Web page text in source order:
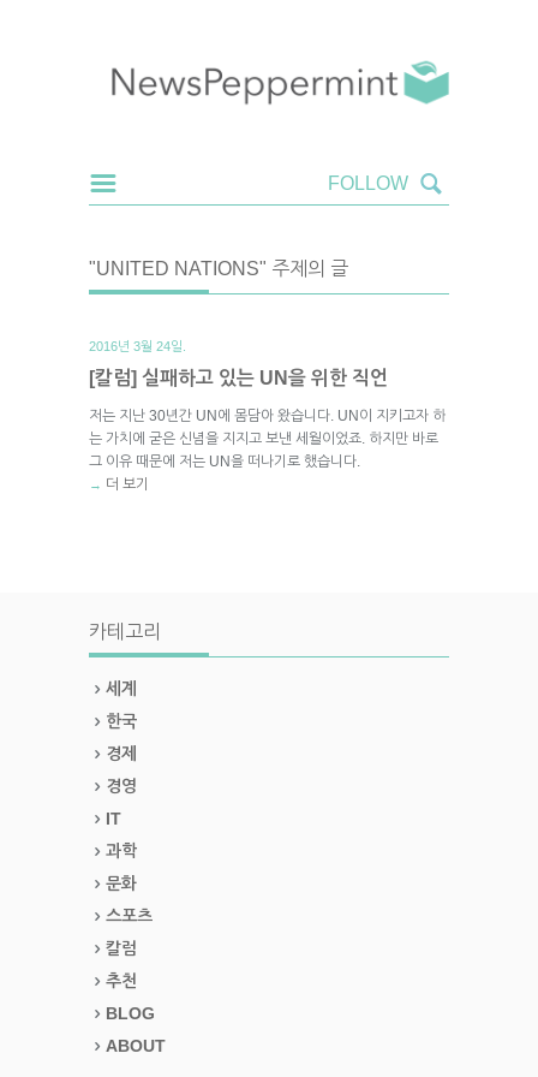
"UNITED NATIONS" 주제의 글
2016년 3월 24일.
[칼럼] 실패하고 있는 UN을 위한 직언
저는 지난 30년간 UN에 몸담아 왔습니다. UN이 지키고자 하
는 가치에 굳은 신념을 지지고 보낸 세월이었죠. 하지만 바로
그 이유 때문에 저는 UN을 떠나기로 했습니다.
→ 더 보기
카테고리
세계
한국
경제
경영
IT
과학
문화
스포츠
칼럼
추천
BLOG
ABOUT